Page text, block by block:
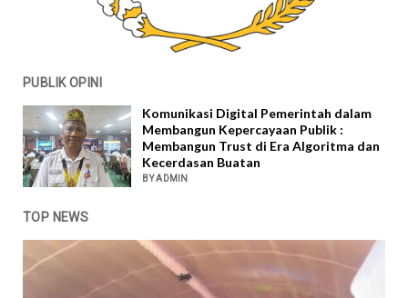
PUBLIK OPINI
Komunikasi Digital Pemerintah dalam
Membangun Kepercayaan Publik :
Membangun Trust di Era Algoritma dan
Kecerdasan Buatan
BY ADMIN
TOP NEWS